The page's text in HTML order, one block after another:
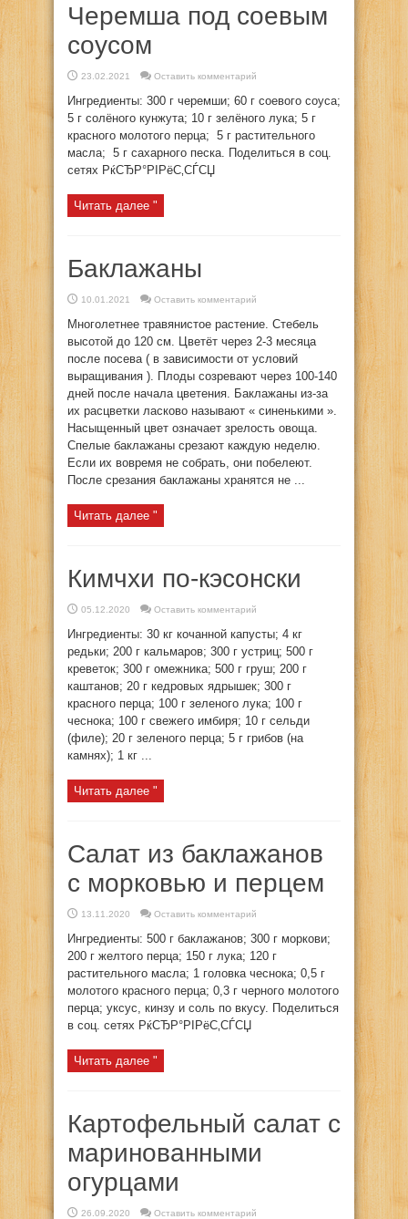
Черемша под соевым
соусом
23.02.2021 Оставить комментарий
Ингредиенты: 300 г черемши; 60 г соевого соуса;
5 г солёного кунжута; 10 г зелёного лука; 5 г
красного молотого перца; 5 г растительного
масла; 5 г сахарного песка. Поделиться в соц.
сетях РќСЂР°РІРёС‚СЃСЏ
Читать далее "
Баклажаны
10.01.2021 Оставить комментарий
Многолетнее травянистое растение. Стебель
высотой до 120 см. Цветёт через 2-3 месяца
после посева ( в зависимости от условий
выращивания ). Плоды созревают через 100-140
дней после начала цветения. Баклажаны из-за
их расцветки ласково называют « синенькими ».
Насыщенный цвет означает зрелость овоща.
Спелые баклажаны срезают каждую неделю.
Если их вовремя не собрать, они побелеют.
После срезания баклажаны хранятся не ...
Читать далее "
Кимчхи по-кэсонски
05.12.2020 Оставить комментарий
Ингредиенты: 30 кг кочанной капусты; 4 кг
редьки; 200 г кальмаров; 300 г устриц; 500 г
креветок; 300 г омежника; 500 г груш; 200 г
каштанов; 20 г кедровых ядрышек; 300 г
красного перца; 100 г зеленого лука; 100 г
чеснока; 100 г свежего имбиря; 10 г сельди
(филе); 20 г зеленого перца; 5 г грибов (на
камнях); 1 кг ...
Читать далее "
Салат из баклажанов
с морковью и перцем
13.11.2020 Оставить комментарий
Ингредиенты: 500 г баклажанов; 300 г моркови;
200 г желтого перца; 150 г лука; 120 г
растительного масла; 1 головка чеснока; 0,5 г
молотого красного перца; 0,3 г черного молотого
перца; уксус, кинзу и соль по вкусу. Поделиться
в соц. сетях РќСЂР°РІРёС‚СЃСЏ
Читать далее "
Картофельный салат с
маринованными
огурцами
26.09.2020 Оставить комментарий